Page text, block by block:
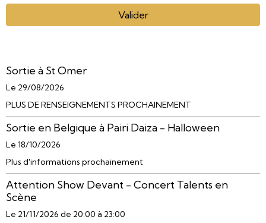
Valider
Sortie à St Omer
Le 29/08/2026
PLUS DE RENSEIGNEMENTS PROCHAINEMENT
Sortie en Belgique à Pairi Daiza - Halloween
Le 18/10/2026
Plus d'informations prochainement
Attention Show Devant - Concert Talents en
Scène
Le 21/11/2026 de 20:00 à 23:00